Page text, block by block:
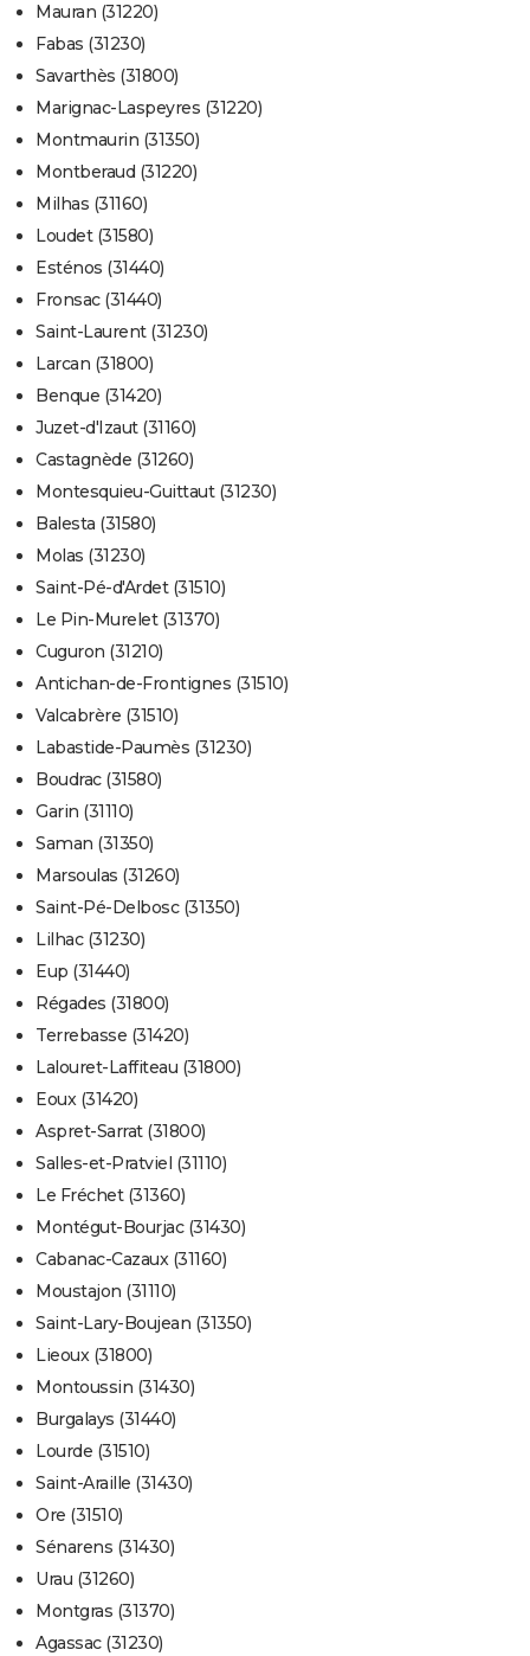
Mauran (31220)
Fabas (31230)
Savarthès (31800)
Marignac-Laspeyres (31220)
Montmaurin (31350)
Montberaud (31220)
Milhas (31160)
Loudet (31580)
Esténos (31440)
Fronsac (31440)
Saint-Laurent (31230)
Larcan (31800)
Benque (31420)
Juzet-d'Izaut (31160)
Castagnède (31260)
Montesquieu-Guittaut (31230)
Balesta (31580)
Molas (31230)
Saint-Pé-d'Ardet (31510)
Le Pin-Murelet (31370)
Cuguron (31210)
Antichan-de-Frontignes (31510)
Valcabrère (31510)
Labastide-Paumès (31230)
Boudrac (31580)
Garin (31110)
Saman (31350)
Marsoulas (31260)
Saint-Pé-Delbosc (31350)
Lilhac (31230)
Eup (31440)
Régades (31800)
Terrebasse (31420)
Lalouret-Laffiteau (31800)
Eoux (31420)
Aspret-Sarrat (31800)
Salles-et-Pratviel (31110)
Le Fréchet (31360)
Montégut-Bourjac (31430)
Cabanac-Cazaux (31160)
Moustajon (31110)
Saint-Lary-Boujean (31350)
Lieoux (31800)
Montoussin (31430)
Burgalays (31440)
Lourde (31510)
Saint-Araille (31430)
Ore (31510)
Sénarens (31430)
Urau (31260)
Montgras (31370)
Agassac (31230)